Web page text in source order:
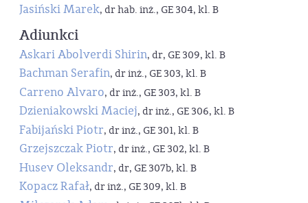
Jasiński Marek, dr hab. inż., GE 304, kl. B
Adiunkci
Askari Abolverdi Shirin, dr, GE 309, kl. B
Bachman Serafin, dr inż., GE 303, kl. B
Carreno Alvaro, dr inż., GE 303, kl. B
Dzieniakowski Maciej, dr inż., GE 306, kl. B
Fabijański Piotr, dr inż., GE 301, kl. B
Grzejszczak Piotr, dr inż., GE 302, kl. B
Husev Oleksandr, dr, GE 307b, kl. B
Kopacz Rafał, dr inż., GE 309, kl. B